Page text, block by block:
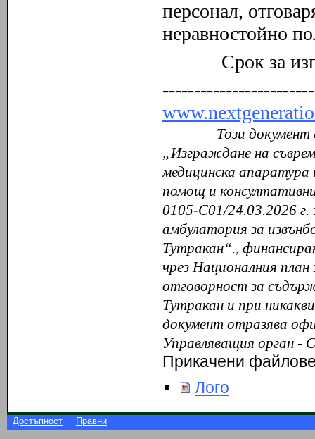
персонал,
неравностойно
Срок за
Този
„Изграждане на
медицинска апаратура
помощ и
0105-С01/24.03.2026 г.
амбулатория за
Тутракан“.,
чрезНационалния план
отговорност за
Тутракан и при
документ отразява
Управляващия орган -
Прикачени
Лого
Достъпност Правни